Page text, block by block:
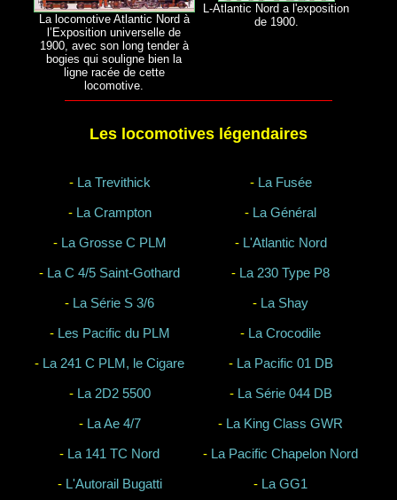
La locomotive Atlantic Nord à
l’Exposition universelle de
1900, avec son long tender à
bogies qui souligne bien la
ligne racée de cette
locomotive.
L-Atlantic Nord a l'exposition
de 1900.
Les locomotives légendaires
- La Trevithick - La Fusée
- La Crampton - La Général
- La Grosse C PLM - L'Atlantic Nord
- La C 4/5 Saint-Gothard - La 230 Type P8
- La Série S 3/6 - La Shay
- Les Pacific du PLM - La Crocodile
- La 241 C PLM, le Cigare - La Pacific 01 DB
- La 2D2 5500 - La Série 044 DB
- La Ae 4/7 - La King Class GWR
- La 141 TC Nord - La Pacific Chapelon Nord
- L'Autorail Bugatti - La GG1